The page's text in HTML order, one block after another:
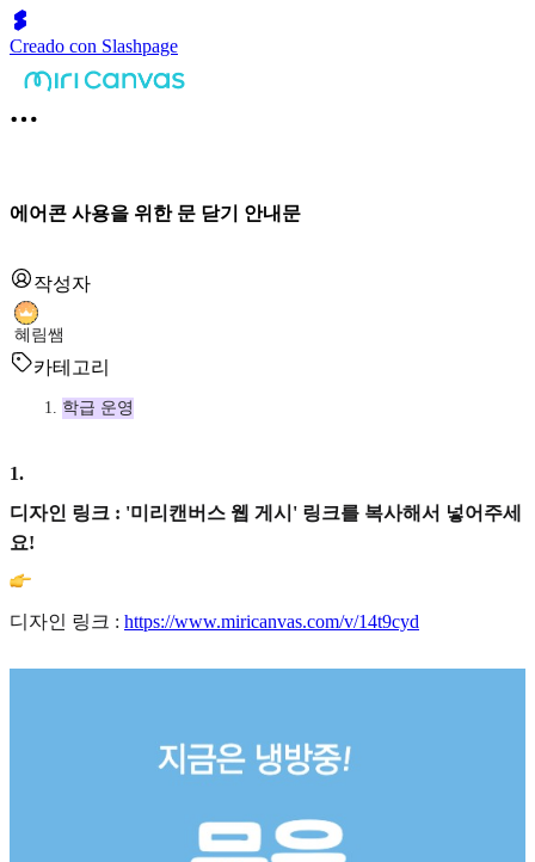
Creado con Slashpage
에어콘 사용을 위한 문 닫기 안내문
작성자
혜림쌤
카테고리
학급 운영
1.
디자인 링크 : '미리캔버스 웹 게시' 링크를 복사해서 넣어주세
요!
디자인 링크 : https://www.miricanvas.com/v/14t9cyd